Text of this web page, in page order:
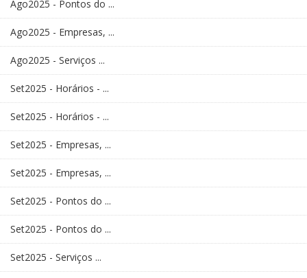
Ago2025 - Pontos do ...
Ago2025 - Empresas, ...
Ago2025 - Serviços ...
Set2025 - Horários - ...
Set2025 - Horários - ...
Set2025 - Empresas, ...
Set2025 - Empresas, ...
Set2025 - Pontos do ...
Set2025 - Pontos do ...
Set2025 - Serviços ...